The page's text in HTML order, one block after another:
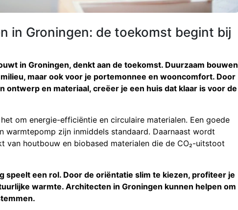
in Groningen: de toekomst begint bij
in Groningen, denkt aan de toekomst. Duurzaam bouwen
maar ook voor je portemonnee en wooncomfort. Door
ontwerp en materiaal, creëer je een huis dat klaar is voor de
om energie-efficiëntie en circulaire materialen. Een goede
warmtepomp zijn inmiddels standaard. Daarnaast wordt
van houtbouw en biobased materialen die de CO₂-uitstoot
speelt een rol. Door de oriëntatie slim te kiezen, profiteer je
warmte. Architecten in Groningen kunnen helpen om